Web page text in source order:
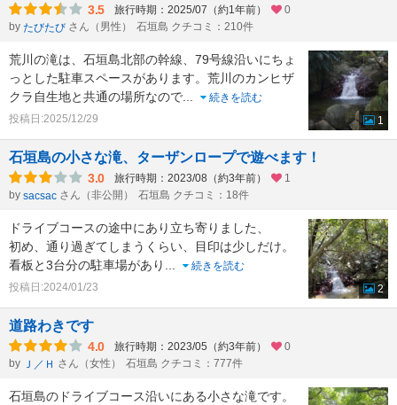
3.5 旅行時期：2025/07（約1年前）
0
by たびたび さん（男性） 石垣島 クチコミ：210件
荒川の滝は、石垣島北部の幹線、79号線沿いにちょ
っとした駐車スペースがあります。荒川のカンヒザ
クラ自生地と共通の場所なので...
続きを読む
投稿日:2025/12/29
1
石垣島の小さな滝、ターザンロープで遊べます！
3.0 旅行時期：2023/08（約3年前）
1
by sacsac さん（非公開） 石垣島 クチコミ：18件
ドライブコースの途中にあり立ち寄りました、
初め、通り過ぎてしまうくらい、目印は少しだけ。
看板と3台分の駐車場があり ...
続きを読む
投稿日:2024/01/23
2
道路わきです
4.0 旅行時期：2023/05（約3年前）
0
by Ｊ／Ｈ さん（女性） 石垣島 クチコミ：777件
石垣島のドライブコース沿いにある小さな滝です。